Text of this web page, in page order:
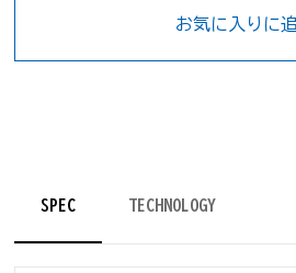
お気に入りに
SPEC TECHNOLOGY